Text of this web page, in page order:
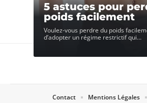
5 astuces pour
poids facilement
Voulez-vous perdre du poids
d’adopter un régime restrictif qui…
Contact Mentions Légales